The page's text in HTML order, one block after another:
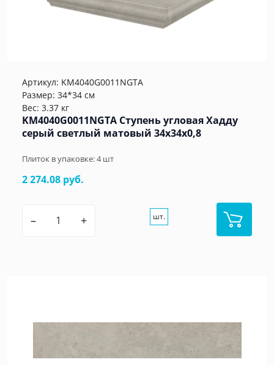
Артикул: KM4040G0011NGTA
Размер: 34*34 см
Вес: 3.37 кг
KM4040G0011NGTA Ступень угловая Хадду
серый светлый матовый 34x34x0,8
Плиток в упаковке:4шт
2 274.08 руб.
– + шт.